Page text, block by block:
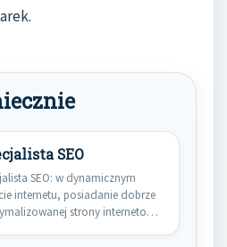
SEO
SEO: w dynamicznym
internetu, posiadanie dobrze
strony internetowej